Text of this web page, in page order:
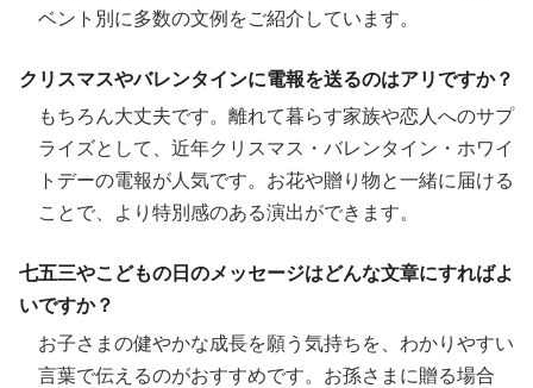
ベント別に多数の文例をご紹介しています。
クリスマスやバレンタインに電報を送るのはアリですか？
もちろん大丈夫です。離れて暮らす家族や恋人へのサプ
ライズとして、近年クリスマス・バレンタイン・ホワイ
トデーの電報が人気です。お花や贈り物と一緒に届ける
ことで、より特別感のある演出ができます。
七五三やこどもの日のメッセージはどんな文章にすればよ
いですか？
お子さまの健やかな成長を願う気持ちを、わかりやすい
言葉で伝えるのがおすすめです。お孫さまに贈る場合